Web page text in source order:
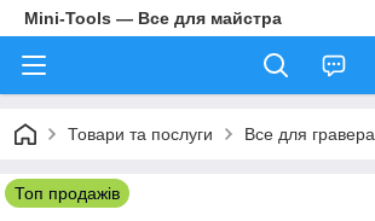
Mini-Tools — Все для майстра
Товари та послуги Все для гравера
Топ продажів